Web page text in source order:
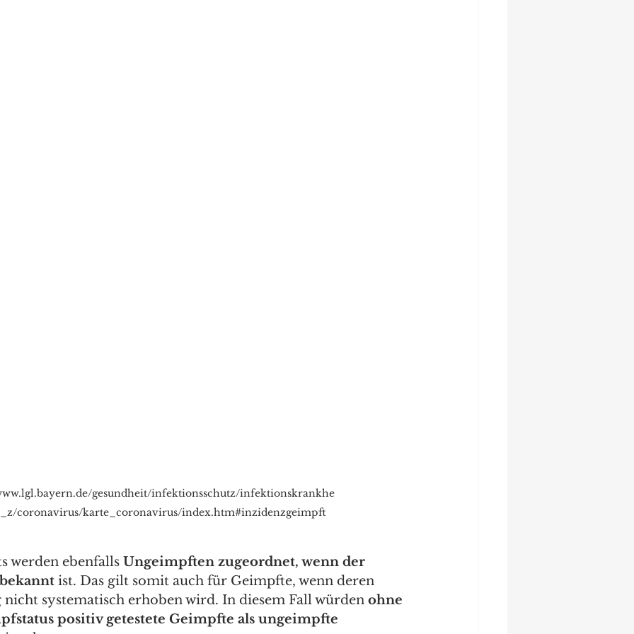
gesundheit/infektionsschutz/infektionskrankhe
coronavirus/karte_coronavirus/index.htm#inzidenzgeimpft
werden ebenfalls Ungeimpften zugeordnet, wenn der
ist. Das gilt somit auch für Geimpfte, wenn deren
nicht systematisch erhoben wird. In diesem Fall würden ohne
positiv getestete Geimpfte als ungeimpfte